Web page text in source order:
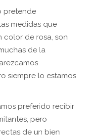
pretende
medidas que
color de rosa, son
de la
siempre lo estamos
preferido recibir
pero
de un bien